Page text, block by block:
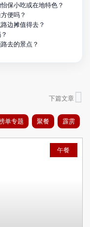
保小吃或在地特色？
便吗？
边摊值得去？
去的景点？
下篇文章
午餐
单专题 聚餐 霹雳